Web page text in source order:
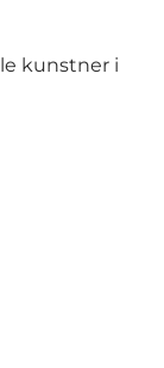
kunstner i